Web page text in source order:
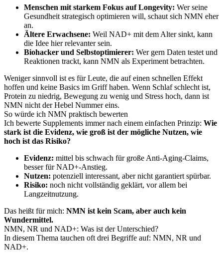
Menschen mit starkem Fokus auf Longevity: Wer seine
Gesundheit strategisch optimieren will, schaut sich NMN eher
an.
Ältere Erwachsene: Weil NAD+ mit dem Alter sinkt, kann
die Idee hier relevanter sein.
Biohacker und Selbstoptimierer: Wer gern Daten testet und
Reaktionen trackt, kann NMN als Experiment betrachten.
Weniger sinnvoll ist es für Leute, die auf einen schnellen Effekt
hoffen und keine Basics im Griff haben. Wenn Schlaf schlecht ist,
Protein zu niedrig, Bewegung zu wenig und Stress hoch, dann ist
NMN nicht der Hebel Nummer eins.
So würde ich NMN praktisch bewerten
Ich bewerte Supplements immer nach einem einfachen Prinzip: Wie
stark ist die Evidenz, wie groß ist der mögliche Nutzen, wie
hoch ist das Risiko?
Evidenz: mittel bis schwach für große Anti-Aging-Claims,
besser für NAD+-Anstieg.
Nutzen: potenziell interessant, aber nicht garantiert spürbar.
Risiko: noch nicht vollständig geklärt, vor allem bei
Langzeitnutzung.
Das heißt für mich: NMN ist kein Scam, aber auch kein
Wundermittel.
NMN, NR und NAD+: Was ist der Unterschied?
In diesem Thema tauchen oft drei Begriffe auf: NMN, NR und
NAD+.